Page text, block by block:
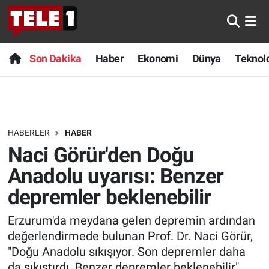
Son Dakika Haber Ekonomi Dünya
HABERLER HABER
Naci Görür'den Doğu
Anadolu uyarısı: Benzer
depremler beklenebilir
Erzurum'da meydana gelen depremin ardından
değerlendirmede bulunan Prof. Dr. Naci Görür,
"Doğu Anadolu sıkışıyor. Son depremler daha
Anında Manşet
Başka Sohbetler
Bilim turu
Bilim ve Teknoloji Evreni
Doğa Konuşuyor
Dünya
Ege Saati
Son Dakika
Haber
Dünya
Teknoloji
Sağlık
Spor
Yayın Akışı
Nöbetçi Eczaneler
Hava Durumu
Trafik Durumu
Süper Lig Puan Durumu ve Fikstür
Tüm Manşetler
Son Dakika Haberleri
Haber Arşivi